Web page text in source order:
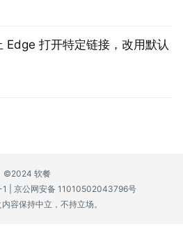
打开特定链接，改用默认
©2024 软餐
京公网安备 11010502043796号
容保持中立，不持立场。